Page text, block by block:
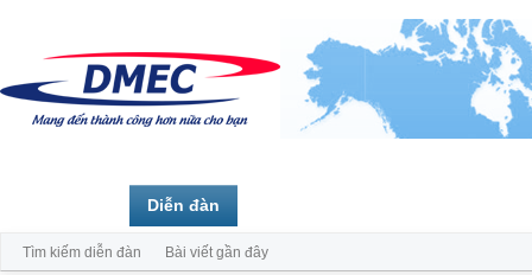
Diễn đàn
Tìm kiếm diễn đàn Bài viết gần đây